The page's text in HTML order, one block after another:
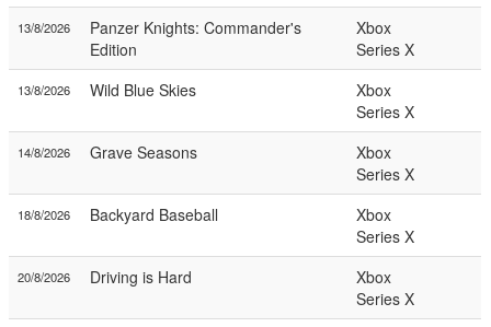
13/8/2026
Panzer Knights: Commander's
Edition
Xbox
Series X
13/8/2026 Wild Blue Skies
Xbox
Series X
14/8/2026 Grave Seasons
Xbox
Series X
18/8/2026 Backyard Baseball
Xbox
Series X
20/8/2026 Driving is Hard
Xbox
Series X